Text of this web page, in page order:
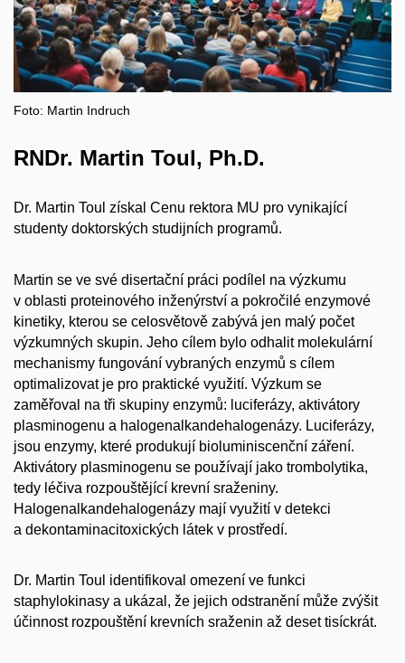
Foto: Martin Indruch
RNDr. Martin Toul, Ph.D.
Dr. Martin Toul získal Cenu rektora MU pro vynikající
studenty doktorských studijních programů.
Martin se ve své disertační práci podílel na výzkumu
v oblasti proteinového inženýrství a pokročilé enzymové
kinetiky, kterou se celosvětově zabývá jen malý počet
výzkumných skupin. Jeho cílem bylo odhalit molekulární
mechanismy fungování vybraných enzymů s cílem
optimalizovat je pro praktické využití. Výzkum se
zaměřoval na tři skupiny enzymů: luciferázy, aktivátory
plasminogenu a halogenalkandehalogenázy. Luciferázy,
jsou enzymy, které produkují bioluminiscenční záření.
Aktivátory plasminogenu se používají jako trombolytika,
tedy léčiva rozpouštějící krevní sraženiny.
Halogenalkandehalogenázy mají využití v detekci
a dekontaminacitoxických látek v prostředí.
Dr. Martin Toul identifikoval omezení ve funkci
staphylokinasy a ukázal, že jejich odstranění může zvýšit
účinnost rozpouštění krevních sraženin až deset tisíckrát.